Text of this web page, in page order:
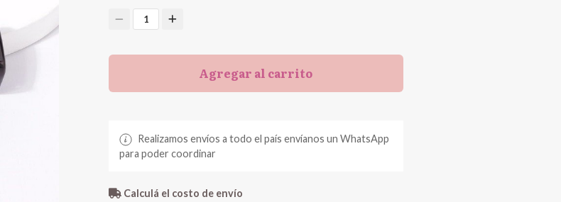
1
Agregar al carrito
Realizamos envíos a todo el país envíanos un WhatsApp
para poder coordinar
Calculá el costo de envío